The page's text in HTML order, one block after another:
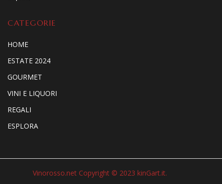
CATEGORIE
HOME
ESTATE 2024
GOURMET
VINI E LIQUORI
REGALI
ESPLORA
Vinorosso.net Copyright © 2023 kinGart.it.